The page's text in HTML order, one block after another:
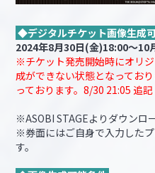
◆デジタルチケット画像生成
2024年8月30日(金)18:00～10
※チケット発売開始時にオリ
成ができない状態となってお
っております。8/30 21:05 追記
※ASOBI STAGEよりダウンロ
※券面にはご自身で入力した
す。